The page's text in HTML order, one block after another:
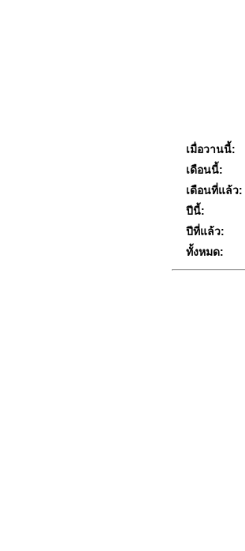
เมื่อวานนี้:
เดือนนี้:
เดือนที่แล้ว:
ปีนี้:
ปีที่แล้ว:
ทั้งหมด: